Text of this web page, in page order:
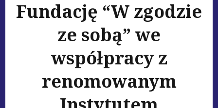
Fundację “W zgodzie
ze sobą” we
współpracy z
renomowanym